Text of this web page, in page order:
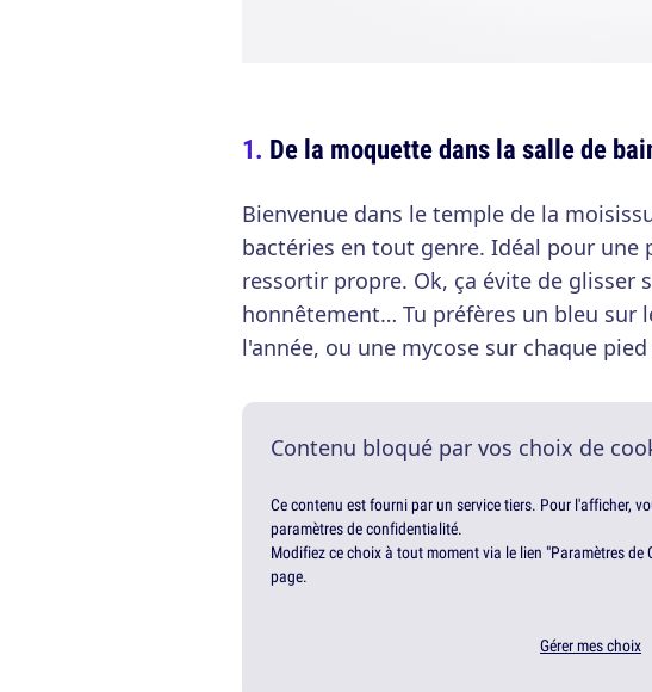
De la moquette dans la salle de
Bienvenue dans le temple de la
bactéries en tout genre. Idéal pour une
ressortir propre. Ok, ça évite de glisser
honnêtement… Tu préfères un bleu sur
l'année, ou une mycose sur chaque
Contenu bloqué par vos choix de
Ce contenu est fourni par un service tiers. Pour l'afficher,
paramètres de confidentialité.
Modifiez ce choix à tout moment via le lien "Paramètres
page.
Gérer mes choix